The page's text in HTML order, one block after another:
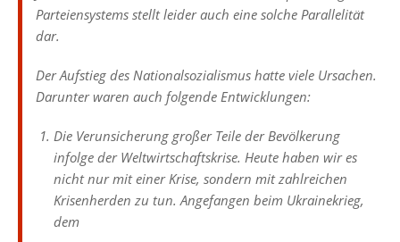
Parteiensystems stellt leider auch eine solche Parallelität
dar.
Der Aufstieg des Nationalsozialismus hatte viele Ursachen.
Darunter waren auch folgende Entwicklungen:
Die Verunsicherung großer Teile der Bevölkerung
infolge der Weltwirtschaftskrise. Heute haben wir es
nicht nur mit einer Krise, sondern mit zahlreichen
Krisenherden zu tun. Angefangen beim Ukrainekrieg,
dem